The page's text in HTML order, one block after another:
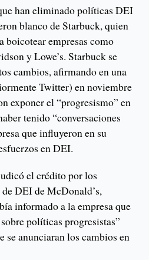
han eliminado políticas DEI
blanco de Starbuck, quien
boicotear empresas como
y Lowe’s. Starbuck se
cambios, afirmando en una
Twitter) en noviembre
exponer el “progresismo” en
tenido “conversaciones
que influyeron en su
en DEI.
el crédito por los
DEI de McDonald’s,
informado a la empresa que
políticas progresistas”
se anunciaran los cambios en